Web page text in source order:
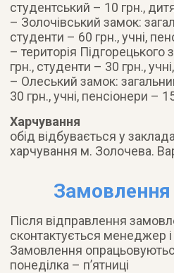
студентський – 10 грн.,
– Золочівський замок:
студенти – 60 грн., учні,
– територія Підгорецького
грн., студенти – 30 грн.,
– Олеський замок:
30 грн., учні, пенсіонери –
Харчування
обід відбувається у
харчування м. Золочева.
Замовлення
Після відправлення
сконтактується менеджер і
Замовлення
понеділка – п’ятниці